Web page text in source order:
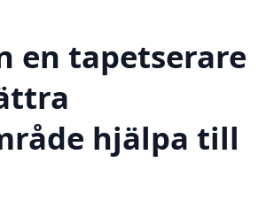
en tapetserare
hjälpa till